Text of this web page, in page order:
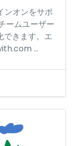
ンオンをサポ
ームユーザー
できます。エ
...